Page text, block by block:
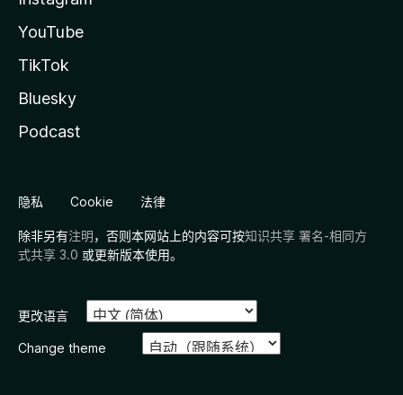
YouTube
TikTok
Bluesky
Podcast
隐私 Cookie 法律
除非另有注明，否则本网站上的内容可按知识共享 署名-相同方
式共享 3.0 或更新版本使用。
更改语言
Change theme